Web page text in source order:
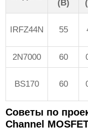
(В)
IRFZ44N 55
2N7000 60
BS170 60
Советы по
Channel